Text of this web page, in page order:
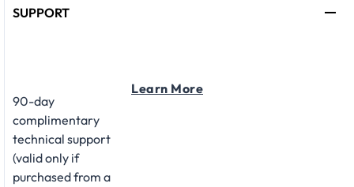
SUPPORT
90-day
complimentary
technical support
(valid only if
purchased from a
Learn More